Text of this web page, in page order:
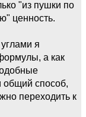
"из пушки по
ценность.
я
а как
способ,
переходить к